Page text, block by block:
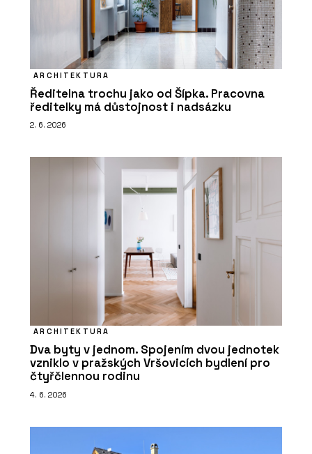
ARCHITEKTURA
Ředitelna trochu jako od Šípka. Pracovna
ředitelky má důstojnost i nadsázku
2. 6. 2026
ARCHITEKTURA
Dva byty v jednom. Spojením dvou jednotek
vzniklo v pražských Vršovicích bydlení pro
čtyřčlennou rodinu
4. 6. 2026